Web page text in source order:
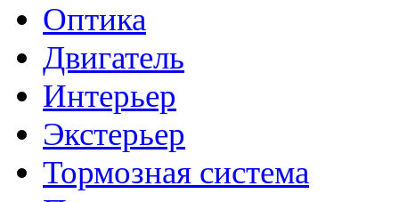
Оптика
Двигатель
Интерьер
Экстерьер
Тормозная система